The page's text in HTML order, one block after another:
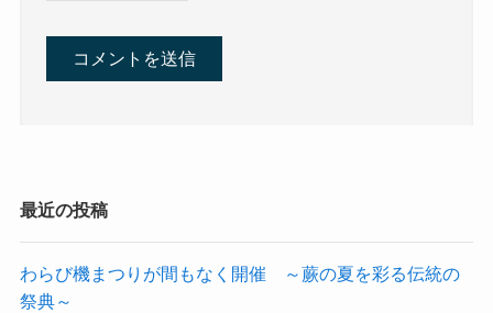
最近の投稿
わらび機まつりが間もなく開催 ～蕨の夏を彩る伝統の
祭典～